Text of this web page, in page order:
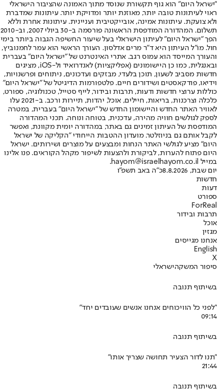
"ישראל היום" הוא גוף תקשורת שנוסד מתוך האמונה שהציבור הישראלי
ראוי לעיתונות טובה יותר, מאוזנת יותר ומדויקת יותר. עיתונות שמדברת
ולא צועקת. עיתונות אמינה, אובייקטיבית ועניינית. עיתונות אחרת וללא
תשלום. המהדורה המודפסת הראשונה פורסמה ב-30 ביולי 2007, וב-2010
הפך "ישראל היום" לעיתון הישראלי בעל שיעור החשיפה הגבוה ביותר בימי
חול. מו"ל העיתון היא ד"ר מרים אדלסון. העורך הראשי הוא עמר לחמנוביץ,
והעורך המייסד הוא עמוס רגב. אתרי האינטרנט של "ישראל היום" בעברית
ובאנגלית, כמו כן היישומונים (אפליקציות) לאנדרואיד ול-iOS, מציגים
חדשות מסביב לשעון, תוכן בלעדי, מבזקים ועדכונים, ניתוחים ופרשנויות,
וידיאו, פודקאסטים ושידורים חיים. פלטפורמות הדיגיטל של "ישראל היום"
כוללות ערוצי חדשות ודעות, תרבות ובידור, לייף סטייל, טכנולוגיה, ספורט,
כלכלה וצרכנות, בריאות, חיילים, אוכל, יהדות, תיירות ורכב. ב-2021 עלו
לאוויר האתר החדש והיישומון החדש של "ישראל היום" בעברית, במטרה
לספק לגולשים חוויה מהירה, עדכנית, בטוחה ונוחה. תכני המהדורה
המודפסת של העיתון זמינים גם באתר, במהדורה יומית מקוונת, ואפשר
לקבל אותם גם בניוזלטר. מועדון ההטבות הייחודי "הקליקה של ישראל
היום" מציע לגולשי האתר הנחות ומבצעים על מוצרים ושירותים. ישראל
היום פתוח להערות, לביקורת ולהצעות לשיפור מקהל הקוראים. פנו אלינו
במייל hayom@israelhayom.co.il.
יום שבת, 8.8.2026
כ"ה באב תשפ"ו
חדשות
דעות
ספורט
ForReal
תרבות ובידור
אוכל
מגזין
אנחנו מגייסים
English
X
סיפור המשקהישראלי
בשיתוף תנובה
"לפני כל הוויכוחים אנחנו אנשים שעובדים יחד"
09:14
בשיתוף תנובה
"תנו לדור הצעיר תחושה שצריך אותו"
21:44
בשיתוף תנובה